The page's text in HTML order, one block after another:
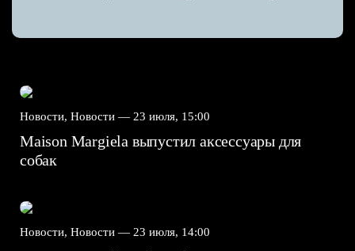
Новости, Новости — 23 июля, 15:00
Maison Margiela выпустил аксессуары для
собак
Новости, Новости — 23 июля, 14:00